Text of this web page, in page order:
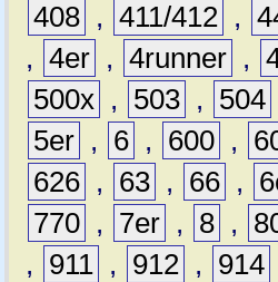
408 , 411/412 ,
, 4er , 4runner ,
500x , 503 , 504
5er , 6 , 600 ,
626 , 63 , 66 ,
770 , 7er , 8 ,
,
911 , 912 , 914